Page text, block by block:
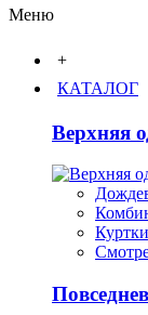
Меню
+
КАТАЛОГ
Верхняя